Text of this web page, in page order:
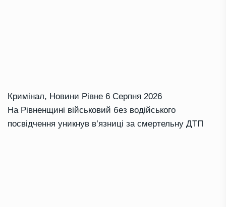
Кримінал, Новини Рівне 6 Серпня 2026
На Рівненщині військовий без водійського
посвідчення уникнув в’язниці за смертельну ДТП